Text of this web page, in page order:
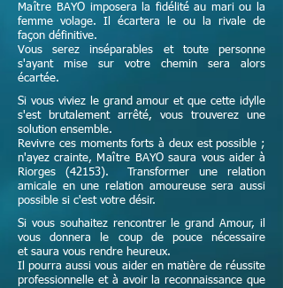
Maître BAYO imposera la fidélité au mari ou la
femme volage. Il écartera le ou la rivale de
façon définitive.
Vous serez inséparables et toute personne
s'ayant mise sur votre chemin sera alors
écartée.
Si vous viviez le grand amour et que cette idylle
s'est brutalement arrêté, vous trouverez une
solution ensemble.
Revivre ces moments forts à deux est possible ;
n'ayez crainte,
Maître BAYO saura vous aider à
Riorges (42153). Transformer une relation
amicale en une relation amoureuse sera aussi
possible si c'est votre désir.
Si vous souhaitez rencontrer le grand Amour, il
vous donnera le coup de pouce nécessaire
et saura vous rendre heureux.
Il pourra aussi vous aider en matière de réussite
professionnelle et à avoir la reconnaissance que